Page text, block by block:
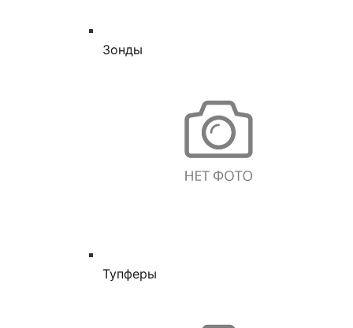
Зонды
Тупферы